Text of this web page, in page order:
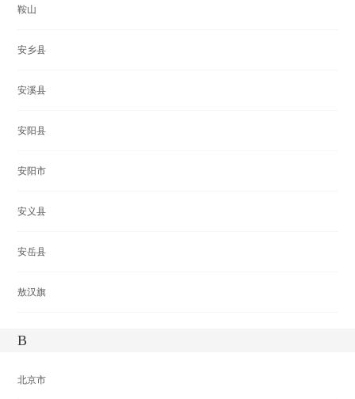
鞍山
安乡县
安溪县
安阳县
安阳市
安义县
安岳县
敖汉旗
B
北京市